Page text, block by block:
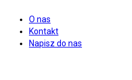
O nas
Kontakt
Napisz do nas